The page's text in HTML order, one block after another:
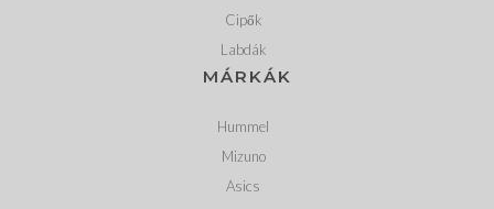
Cipők
Labdák
MÁRKÁK
Hummel
Mizuno
Asics